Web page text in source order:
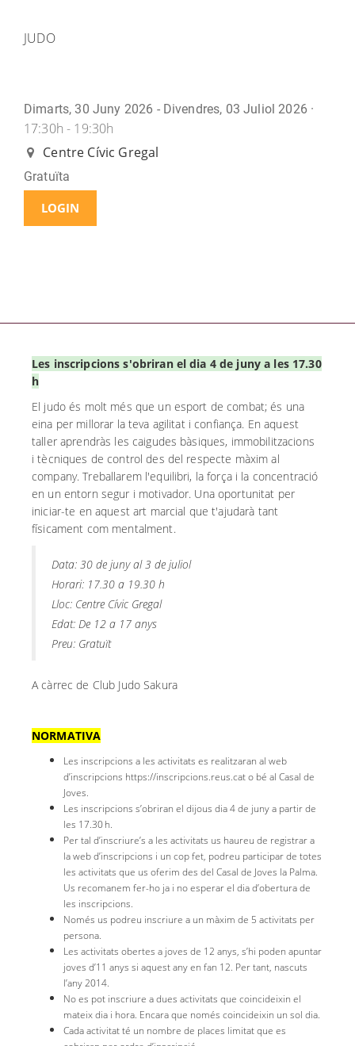
JUDO
Dimarts, 30 Juny 2026 - Divendres, 03 Juliol 2026 ·
17:30h - 19:30h
Centre Cívic Gregal
Gratuïta
LOGIN
Les inscripcions s'obriran el dia 4 de juny a les 17.30
h
El judo és molt més que un esport de combat; és una
eina per millorar la teva agilitat i confiança. En aquest
taller aprendràs les caigudes bàsiques, immobilitzacions
itècniques de control des del respecte màxim al
company. Treballarem l'equilibri, la força i la concentració
en un entorn segur i motivador. Una oportunitat per
iniciar-te en aquest art marcial que t'ajudarà tant
físicament com mentalment.
Data: 30 de juny al 3 de juliol
Horari: 17.30 a 19.30 h
Lloc: Centre Cívic Gregal
Edat: De 12 a 17 anys
Preu: Gratuït
A càrrec de Club Judo Sakura
NORMATIVA
Les inscripcions a les activitats es realitzaran al web
d’inscripcions https://inscripcions.reus.cat o bé al Casal de
Joves.
Les inscripcions s’obriran el dijous dia 4 de juny a partir de
les 17.30 h.
Per tal d’inscriure’s a les activitats us haureu de registrar a
la web d’inscripcions i un cop fet, podreu participar de totes
les activitats que us oferim des del Casal de Joves la Palma.
Us recomanem fer-ho ja i no esperar el dia d’obertura de
les inscripcions.
Només us podreu inscriure a un màxim de 5 activitats per
persona.
Les activitats obertes a joves de 12 anys, s’hi poden apuntar
joves d’11 anys si aquest any en fan 12. Per tant, nascuts
l’any 2014.
No es pot inscriure a dues activitats que coincideixin el
mateix dia i hora. Encara que només coincideixin un sol dia.
Cada activitat té un nombre de places limitat que es